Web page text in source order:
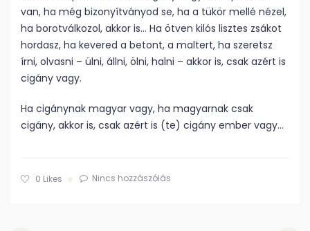
van, ha még bizonyítványod se, ha a tükör mellé nézel,
ha borotválkozol, akkor is… Ha ötven kilós lisztes zsákot
hordasz, ha kevered a betont, a maltert, ha szeretsz
írni, olvasni – ülni, állni, ölni, halni – akkor is, csak azért is
cigány vagy.
Ha cigánynak magyar vagy, ha magyarnak csak
cigány, akkor is, csak azért is (te) cigány ember vagy…
0 Likes Nincs hozzászólás